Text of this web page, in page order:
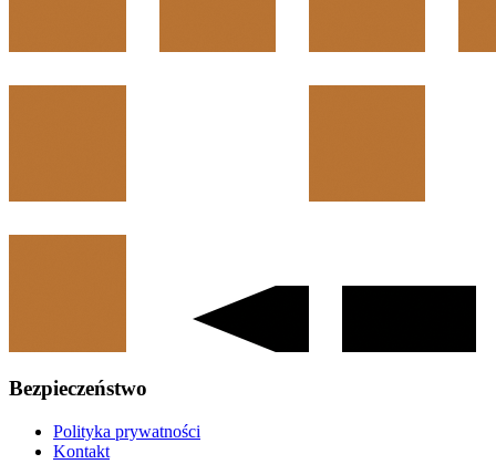
Bezpieczeństwo
Polityka prywatności
Kontakt